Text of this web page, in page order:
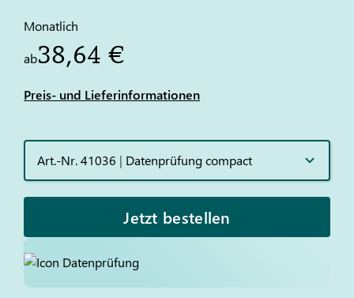
Monatlich
ab38,64 €
Preis- und Lieferinformationen
Art.-Nr. 41036 | Datenprüfung compact
Jetzt bestellen